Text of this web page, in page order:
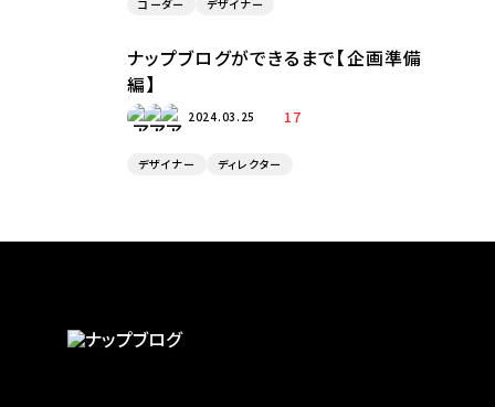
コーダー デザイナー
ナップブログができるまで【企画準備
編】
2024.03.25 17
デザイナー ディレクター